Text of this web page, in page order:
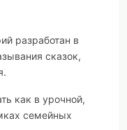
разработан в
сказок,
как в урочной,
семейных